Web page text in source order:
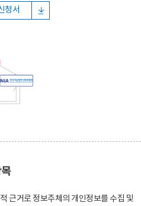
청서
근거로 정보주체의 개인정보를 수집 및